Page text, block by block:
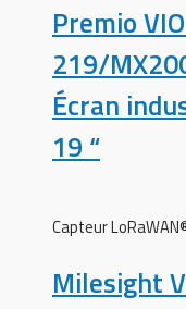
Premio
219/
Écran
19 “
Capteur
Milesight